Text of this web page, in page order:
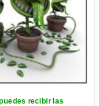
recibir las